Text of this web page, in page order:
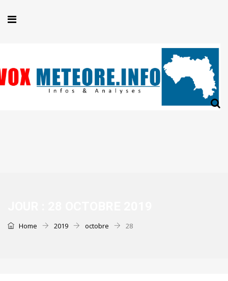
Home 2019 octobre 28